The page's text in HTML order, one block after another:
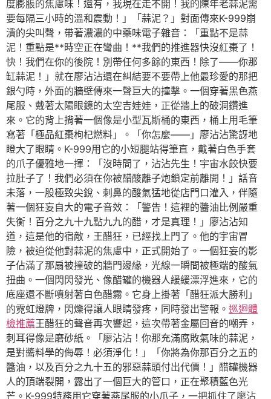
度膨脹的焦慮味！還有，我現在走不開！我的陳年老蒜泥需
要每隔三小時的溫和震動！」「蒜泥？」對面傳來K-999崩
潰的尖叫聲，帶著濃濃的中藥味電子雜音：「重點不是蒜
泥！重點是**時空正在彎曲！**我們的推進器快沒紅棗了！
快！我們在你的後院！別帶任何多餘的東西！除了——你那
缸蒜泥！」就在廖沾沾還在糾結要不要帶上他最珍愛的那把
銀勺時，外面的牆壁傳來一聲巨大的撞擊。一個穿著黑色燕
尾服、戴著太陽眼鏡的太空吉娃娃，正從牆上的破洞鑽進
來。它的背上揹著一個像是小型瓦斯桶的東西，桶上用毛筆
寫著「極品紅棗枸杞燃料」。「你怎麼——」廖沾沾驚訝地
瞪大了眼睛。K-999用它的小短腿站得筆直，戴著白色手套
的爪子優雅地一揮：「沒時間了，沾沾先生！宇宙水餃快要
拉肚子了！我們必須在你被醋酸離子炮鎖定前離開！」話音
未落，一股極致尖銳、刺鼻的酸氣猛地從店門口灌入，伴隨
著一個狂妄自大的電子音效：「警告！這裡的醬油比例嚴重
失衡！百分之九十九點九九的醋，才是真理！」廖沾沾知
道，這是他的宿敵，王醋狂，已經找上門了。他的宇宙冒
險，被迫從他對蒜泥的焦慮中，正式開始了。一個狂妄的影
子佔滿了那扇被撞破的牆門邊緣，光線一瞬間被極端的酸氣
扭曲。一個閃閃發光、像醋罐的機器人緩緩漂浮進來，它的
底座還不斷噴射著白色醋霧。它身上掛著「醋狂派大勝利」
的霓虹燈牌，閃爍得讓人眼睛發疼，同時發出警報。 巡迴體
檢推薦王醋狂的聲音再次響起，這次帶著金屬回音的嘲弄，
刺耳得像是磨砂紙。「廖沾沾！你那充滿腐敗氣味的蒜泥，
是對醬料學的侮辱！必須淨化！」「你將為你那百分之五的
醬油，以及百分之九十五的邪惡蒜頭付出代價！」醋罐機器
人的頂端裂開，露出了一個巨大的管口，正在聚積藍色光
芒。K-999特務用它穿著燕尾服的小爪子，一把抓住了廖沾